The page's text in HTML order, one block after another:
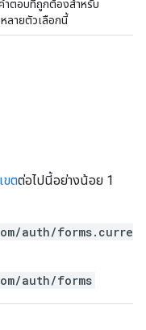
ำตอบที่ถูกต้องสำหรับ
ลายตัวเลือกนี้
ขตต่อไปนี้อย่างน้อย 1
auth/forms.curre
auth/forms